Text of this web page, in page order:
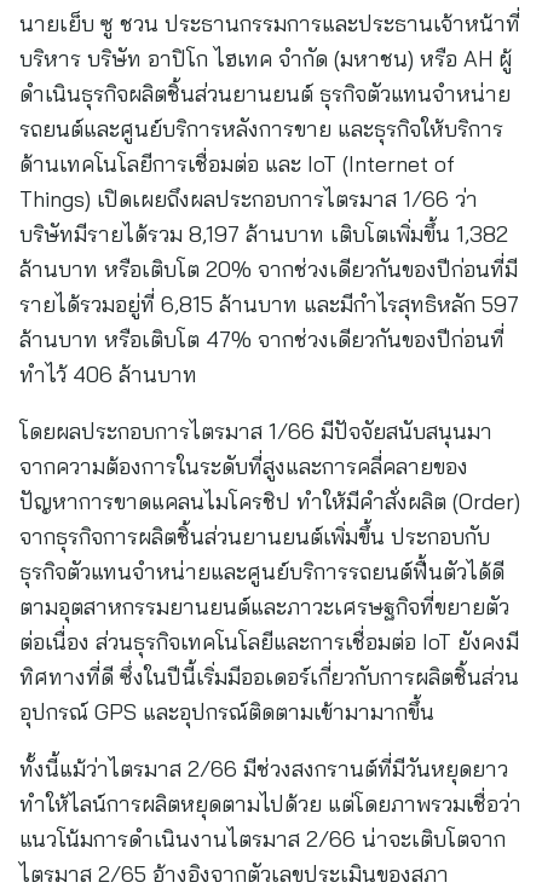
นายเย็บ ซู ชวน ประธานกรรมการและประธานเจ้าหน้าที่
บริหาร บริษัท อาปิโก ไฮเทค จำกัด (มหาชน) หรือ AH ผู้
ดำเนินธุรกิจผลิตชิ้นส่วนยานยนต์ ธุรกิจตัวแทนจำหน่าย
รถยนต์และศูนย์บริการหลังการขาย และธุรกิจให้บริการ
ด้านเทคโนโลยีการเชื่อมต่อ และ IoT (Internet of
Things) เปิดเผยถึงผลประกอบการไตรมาส 1/66 ว่า
บริษัทมีรายได้รวม 8,197 ล้านบาท เติบโตเพิ่มขึ้น 1,382
ล้านบาท หรือเติบโต 20% จากช่วงเดียวกันของปีก่อนที่มี
รายได้รวมอยู่ที่ 6,815 ล้านบาท และมีกำไรสุทธิหลัก 597
ล้านบาท หรือเติบโต 47% จากช่วงเดียวกันของปีก่อนที่
ทำไว้ 406 ล้านบาท
โดยผลประกอบการไตรมาส 1/66 มีปัจจัยสนับสนุนมา
จากความต้องการในระดับที่สูงและการคลี่คลายของ
ปัญหาการขาดแคลนไมโครชิป ทำให้มีคำสั่งผลิต (Order)
จากธุรกิจการผลิตชิ้นส่วนยานยนต์เพิ่มขึ้น ประกอบกับ
ธุรกิจตัวแทนจำหน่ายและศูนย์บริการรถยนต์ฟื้นตัวได้ดี
ตามอุตสาหกรรมยานยนต์และภาวะเศรษฐกิจที่ขยายตัว
ต่อเนื่อง ส่วนธุรกิจเทคโนโลยีและการเชื่อมต่อ IoT ยังคงมี
ทิศทางที่ดี ซึ่งในปีนี้เริ่มมีออเดอร์เกี่ยวกับการผลิตชิ้นส่วน
อุปกรณ์ GPS และอุปกรณ์ติดตามเข้ามามากขึ้น
ทั้งนี้แม้ว่าไตรมาส 2/66 มีช่วงสงกรานต์ที่มีวันหยุดยาว
ทำให้ไลน์การผลิตหยุดตามไปด้วย แต่โดยภาพรวมเชื่อว่า
แนวโน้มการดำเนินงานไตรมาส 2/66 น่าจะเติบโตจาก
ไตรมาส 2/65 อ้างอิงจากตัวเลขประเมินของสภา